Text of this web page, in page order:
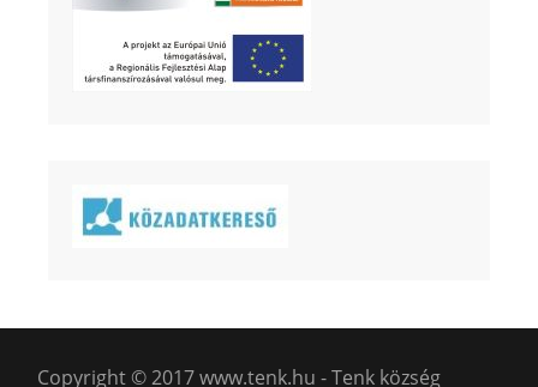
Copyright © 2017 www.tenk.hu - Tenk község